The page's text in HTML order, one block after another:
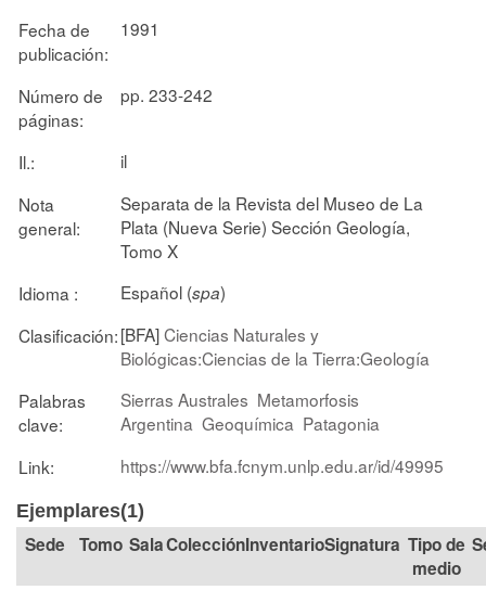
Fecha de
publicación:
1991
Número de
páginas:
pp. 233-242
Il.:
il
Nota
general:
Separata de la Revista del Museo de La
Plata (Nueva Serie) Sección Geología,
Tomo X
Idioma :
Español (spa)
Clasificación:[BFA]Ciencias Naturales y
Biológicas:Ciencias de la Tierra:Geología
Palabras
clave:
Sierras Australes Metamorfosis
Argentina Geoquímica Patagonia
Link:
https://www.bfa.fcnym.unlp.edu.ar/id/49995
Ejemplares(1)
Tomo SalaColección Signatura Tipo de
medio